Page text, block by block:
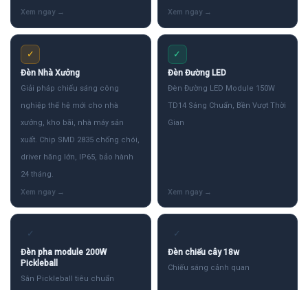
✓
Đèn Nhà Xưởng
Giải pháp chiếu sáng công
nghiệp thế hệ mới cho nhà
xưởng, kho bãi, nhà máy sản
xuất. Chip SMD 2835 chống chói,
driver hãng lớn, IP65, bảo hành
24 tháng.
✓
Đèn Đường LED
Đèn Đường LED Module 150W
TD14 Sáng Chuẩn, Bền Vượt Thời
Gian
✓
Đèn pha module 200W
Pickleball
Sân Pickleball tiêu chuẩn
✓
Đèn chiếu cây 18w
Chiếu sáng cảnh quan